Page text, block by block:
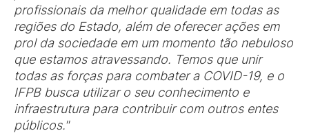
profissionais da melhor qualidade em todas as
regiões do Estado, além de oferecer ações em
prol da sociedade em um momento tão nebuloso
que estamos atravessando. Temos que unir
todas as forças para combater a COVID-19, e o
IFPB busca utilizar o seu conhecimento e
infraestrutura para contribuir com outros entes
públicos."